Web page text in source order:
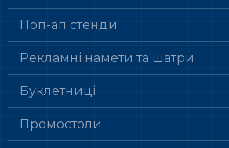
Поп-ап стенди
Рекламні намети та шатри
Буклетниці
Промостоли